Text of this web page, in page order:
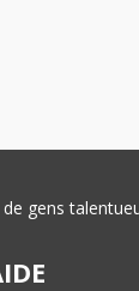
gens